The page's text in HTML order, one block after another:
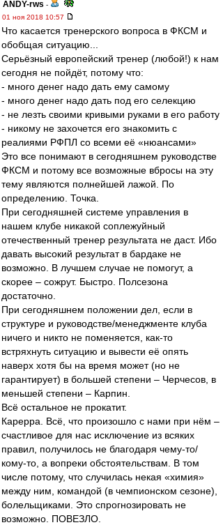
ANDY-rws -
01 ноя 2018 10:57
Что касается тренерского вопроса в ФКСМ и
обобщая ситуацию...
Серьёзный европейский тренер (любой!) к нам
сегодня не пойдёт, потому что:
- много денег надо дать ему самому
- много денег надо дать под его селекцию
- не лезть своими кривыми руками в его работу
- никому не захочется его знакомить с
реалиями РФПЛ со всеми её «нюансами»
Это все понимают в сегодняшнем руководстве
ФКСМ и потому все возможные вбросы на эту
тему являются полнейшей лажой. По
определению. Точка.
При сегодняшней системе управления в
нашем клубе никакой соплежуйный
отечественный тренер результата не даст. Ибо
давать высокий результат в бардаке не
возможно. В лучшем случае не помогут, а
скорее – сожрут. Быстро. Полсезона
достаточно.
При сегодняшнем положении дел, если в
структуре и руководстве/менеджменте клуба
ничего и никто не поменяется, как-то
встряхнуть ситуацию и вывести её опять
наверх хотя бы на время может (но не
гарантирует) в большей степени – Черчесов, в
меньшей степени – Карпин.
Всё остальное не прокатит.
Карерра. Всё, что произошло с нами при нём –
счастливое для нас исключение из всяких
правил, получилось не благодаря чему-то/
кому-то, а вопреки обстоятельствам. В том
числе потому, что случилась некая «химия»
между ним, командой (в чемпионском сезоне),
болельщиками. Это спрогнозировать не
возможно. ПОВЕЗЛО.